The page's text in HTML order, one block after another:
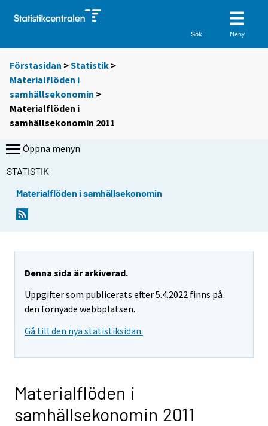
Sök Meny
Förstasidan >Statistik >
Materialflöden i
samhällsekonomin >
Materialflöden i
samhällsekonomin 2011
Öppna menyn
STATISTIK
Materialflöden i samhällsekonomin
Denna sida är arkiverad.
Uppgifter som publicerats efter 5.4.2022 finns på
den förnyade webbplatsen.
Gå till den nya statistiksidan.
Materialflöden i
samhällsekonomin 2011